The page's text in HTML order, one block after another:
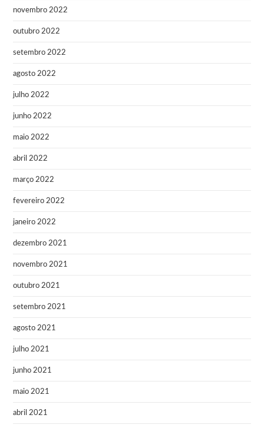
novembro 2022
outubro 2022
setembro 2022
agosto 2022
julho 2022
junho 2022
maio 2022
abril 2022
março 2022
fevereiro 2022
janeiro 2022
dezembro 2021
novembro 2021
outubro 2021
setembro 2021
agosto 2021
julho 2021
junho 2021
maio 2021
abril 2021